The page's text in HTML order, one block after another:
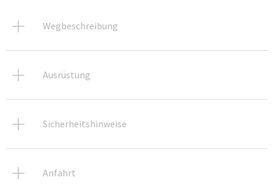
Wegbeschreibung
Ausrüstung
Sicherheitshinweise
Anfahrt